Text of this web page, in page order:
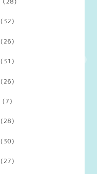
(32)
(26)
(31)
(26)
(7)
(28)
(30)
(27)